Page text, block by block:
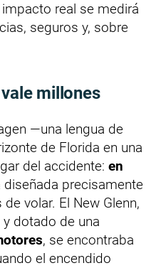
real se medirá
seguros y, sobre
millones
—una lengua de
de Florida en una
del accidente: en
diseñada precisamente
volar. El New Glenn,
y dotado de una
, se encontraba
el encendido